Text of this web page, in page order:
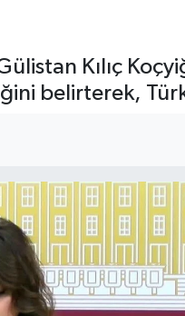
Kılıç
belirterek,